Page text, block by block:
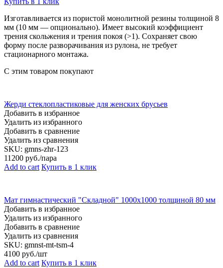
Изготавливается из пористой монолитной резины толщиной 8
мм (10 мм — опционально). Имеет высокий коэффициент
трения скольжения и трения покоя (>1). Сохраняет свою
форму после разворачивания из рулона, не требует
стационарного монтажа.
С этим товаром покупают
Жерди стеклопластиковые для женских брусьев
Добавить в избранное
Удалить из избранного
Добавить в сравнение
Удалить из сравнения
SKU: gmns-zhr-123
11200 руб./пара
Add to cart Купить в 1 клик
Мат гимнастический "Складной" 1000х1000 толщиной 80 мм
Добавить в избранное
Удалить из избранного
Добавить в сравнение
Удалить из сравнения
SKU: gmnst-mt-tsm-4
4100 руб./шт
Add to cart Купить в 1 клик